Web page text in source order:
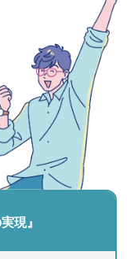
現』